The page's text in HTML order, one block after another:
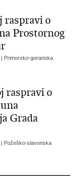
raspravi o
Prostornog
Primorsko-goranska
raspravi o
Grada
Požeško-slavonska